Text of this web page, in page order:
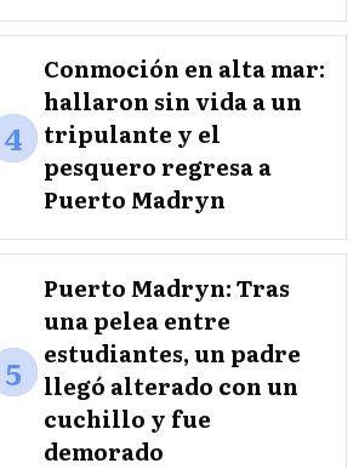
4
Conmoción en alta mar:
hallaron sin vida a un
tripulante y el
pesquero regresa a
Puerto Madryn
5
Puerto Madryn: Tras
una pelea entre
estudiantes, un padre
llegó alterado con un
cuchillo y fue
demorado